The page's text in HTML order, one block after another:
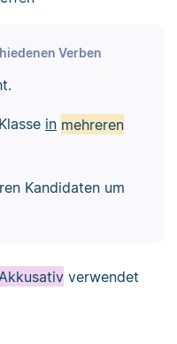
Verben
in mehreren
Kandidaten um
Akkusativ verwendet